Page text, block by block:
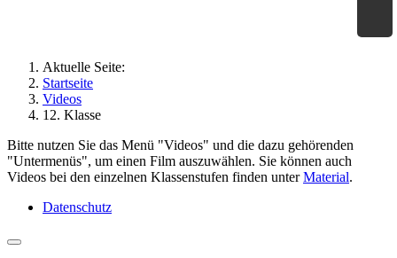
Aktuelle Seite:
Startseite
Videos
12. Klasse
Bitte nutzen Sie das Menü "Videos" und die dazu gehörenden
"Untermenüs", um einen Film auszuwählen. Sie können auch
Videos bei den einzelnen Klassenstufen finden unterMaterial.
Datenschutz